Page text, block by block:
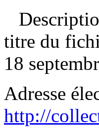
titre du
18
Adresse
http://